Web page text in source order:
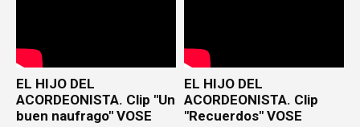
EL HIJO DEL
ACORDEONISTA. Clip "Un
buen naufrago" VOSE
EL HIJO DEL
ACORDEONISTA. Clip
"Recuerdos" VOSE